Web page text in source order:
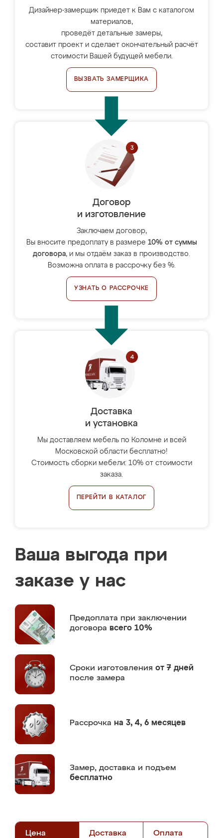
Дизайнер-замерщик приедет к Вам с каталогом
материалов,
проведёт детальные замеры,
составит проект и сделает окончательный расчёт
стоимости Вашей будущей мебели.
ВЫЗВАТЬ ЗАМЕРЩИКА
Договор
и изготовление
Заключаем договор,
Вы вносите предоплату в размере 10% от суммы
договора, и мы отдаём заказ в производство.
Возможна оплата в рассрочку без %.
УЗНАТЬ О РАССРОЧКЕ
Доставка
и установка
Мы доставляем мебель по Коломне и всей
Московской области бесплатно!
Стоимость сборки мебели: 10% от стоимости
заказа.
ПЕРЕЙТИ В КАТАЛОГ
Ваша выгода при
заказе у нас
Предоплата при заключении
договора всего 10%
Сроки изготовления от 7 дней
после замера
Рассрочка на 3, 4, 6 месяцев
Замер, доставка и подъем
бесплатно
Цена Доставка Оплата